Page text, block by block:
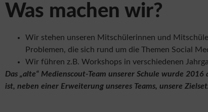
Was machen wir?
Wir stehen unseren Mitschülerinnen und
Problemen, die sich rund um die Themen Social
Wir führen z.B. Workshops in verschiedenen
Das „alte“ Medienscout-Team unserer Schule wurde
ist, neben einer Erweiterung unseres Teams, unsere